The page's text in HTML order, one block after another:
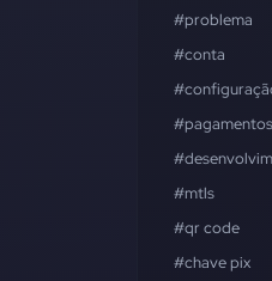
#problema
#conta
#pagamentos
#mtls
#qr code
#chave pix